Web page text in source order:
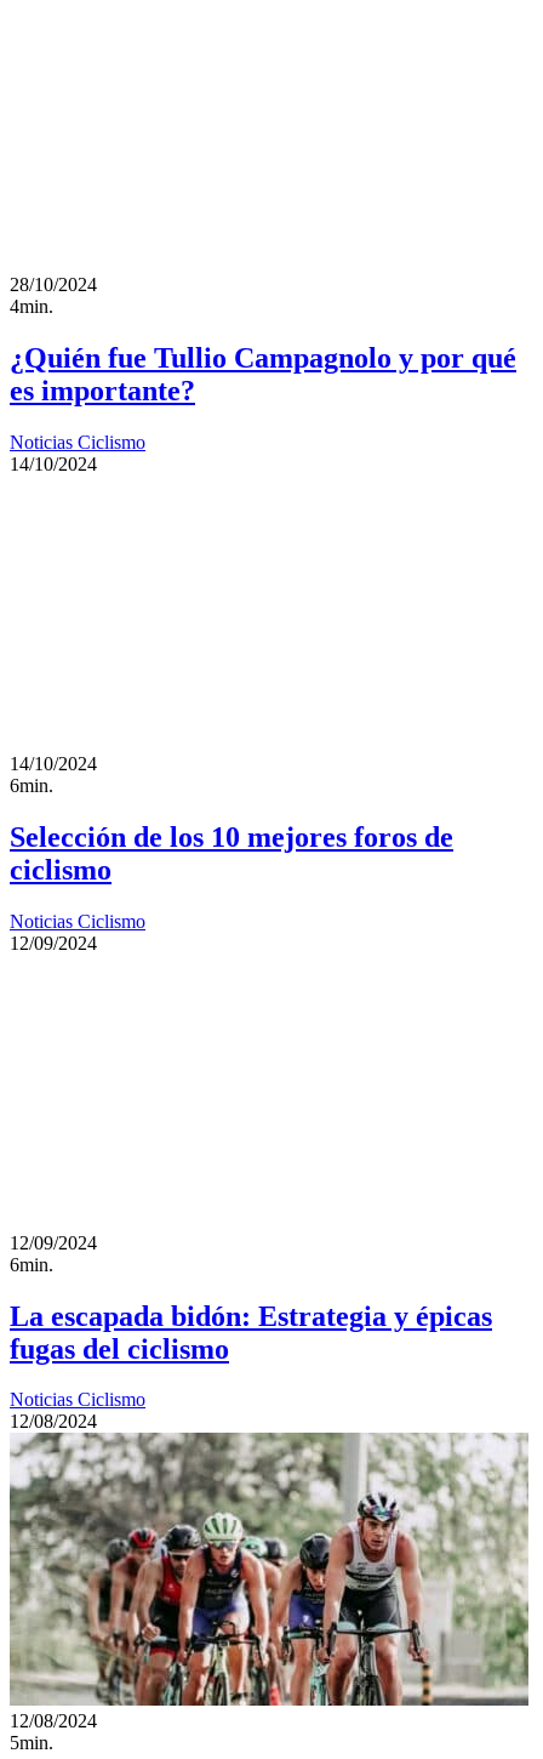
28/10/2024
4min.
¿Quién fue Tullio Campagnolo y por qué
es importante?
Noticias Ciclismo
14/10/2024
14/10/2024
6min.
Selección de los 10 mejores foros de
ciclismo
Noticias Ciclismo
12/09/2024
12/09/2024
6min.
La escapada bidón: Estrategia y épicas
fugas del ciclismo
Noticias Ciclismo
12/08/2024
12/08/2024
5min.